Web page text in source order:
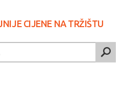
CIJENE NA TRŽIŠTU